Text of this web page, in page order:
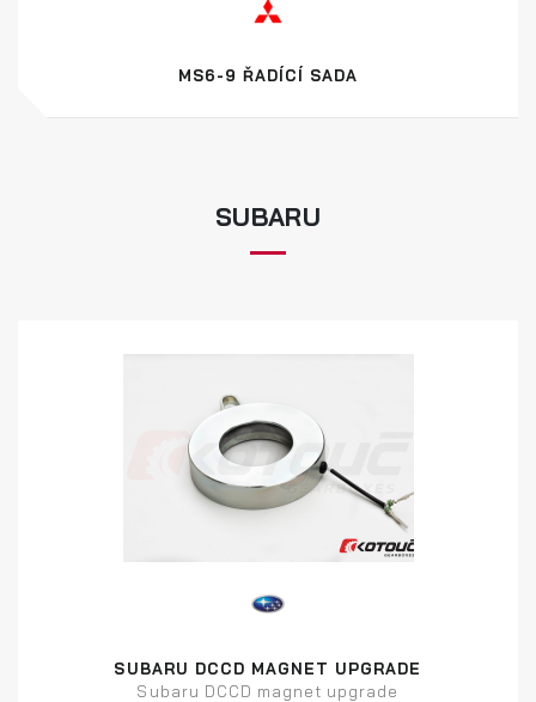
MS6-9 ŘADÍCÍ SADA
SUBARU
SUBARU DCCD MAGNET UPGRADE
Subaru DCCD magnet upgrade